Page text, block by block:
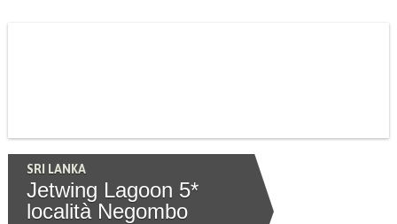
SRI LANKA
Jetwing Lagoon 5*
località Negombo